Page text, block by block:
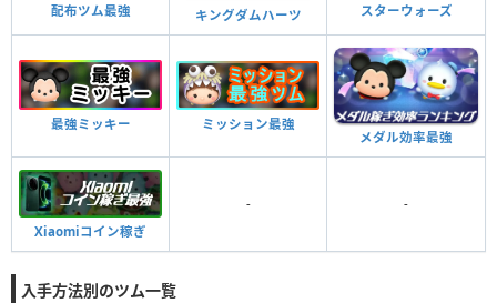
配布ツム最強 キングダムハーツ スターウォーズ
最強ミッキー ミッション最強
メダル効率最強
Xiaomiコイン稼ぎ
- -
入手方法別のツム一覧